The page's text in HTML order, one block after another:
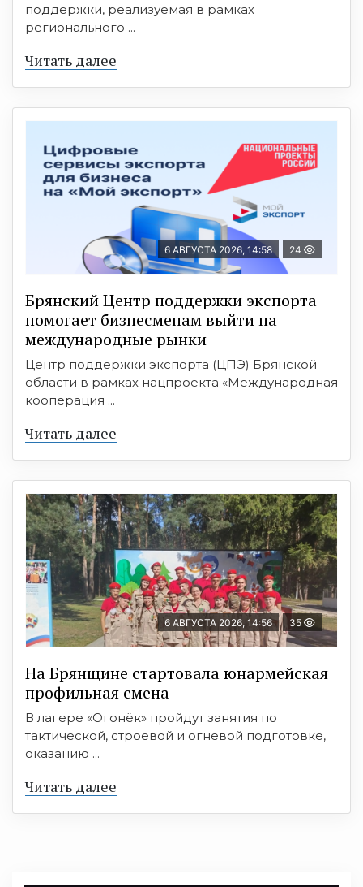
поддержки, реализуемая в рамках
регионального ...
Читать далее
6 АВГУСТА 2026, 14:58 24
Брянский Центр поддержки экспорта
помогает бизнесменам выйти на
международные рынки
Центр поддержки экспорта (ЦПЭ) Брянской
области в рамках нацпроекта «Международная
кооперация ...
Читать далее
6 АВГУСТА 2026, 14:56 35
На Брянщине стартовала юнармейская
профильная смена
В лагере «Огонёк» пройдут занятия по
тактической, строевой и огневой подготовке,
оказанию ...
Читать далее